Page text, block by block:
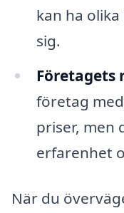
kan ha
sig.
Företagets
företag
priser, men
erfarenhet
När du